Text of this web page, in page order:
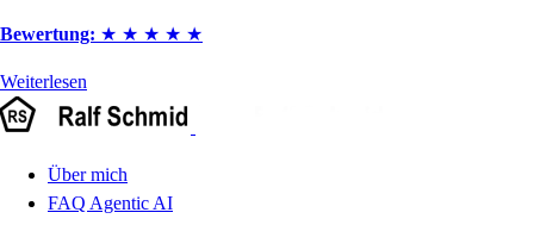
Bewertung: ★ ★ ★ ★ ★
Weiterlesen
Über mich
FAQ Agentic AI